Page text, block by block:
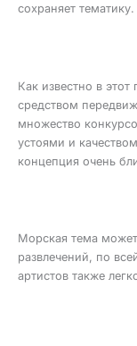
сохраняет тематику.
Как известно в
средством
множество
устоями и
концепция очень
Морская тема
развлечений, по
артистов также